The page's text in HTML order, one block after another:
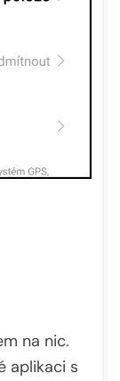
na nic.
aplikaci s